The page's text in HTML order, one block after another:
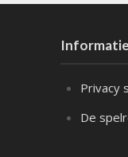
Privacy
De